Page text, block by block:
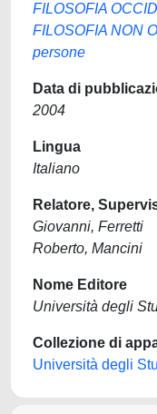
FILOSOFIA
FILOSOFIA NON
persone
Data di
2004
Lingua
Italiano
Relatore,
Giovanni, Ferretti
Roberto, Mancini
Nome Editore
Università degli
Collezione di
Università degli